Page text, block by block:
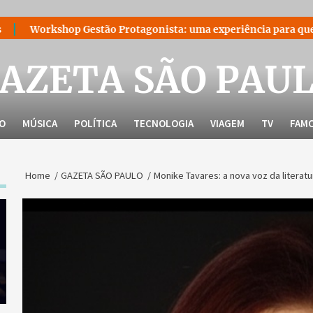
Gestão Protagonista: uma experiência para quem decidiu
SÃO
MÚSICA POLÍTICA TECNOLOGIA VIAGEM TV
Home GAZETA SÃO PAULO Monike Tavares: a nova voz da